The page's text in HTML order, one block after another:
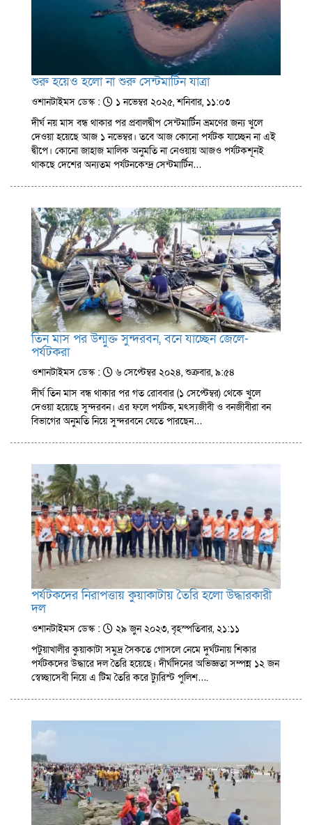
শুরু হয়েও হলো না শুরু সেন্টমার্টিন যাত্রা
ওশানটাইমস ডেস্ক :
১ নভেম্বর ২০২৫, শনিবার, ১১:০৩
দীর্ঘ নয় মাস বন্ধ থাকার পর প্রবালদ্বীপ সেন্টমার্টিন ভ্রমণের জন্য খুলে
দেওয়া হয়েছে আজ ১ নভেম্বর। তবে আজ কোনো পর্যটক যাচ্ছেন না এই
দ্বীপে। কোনো জাহাজ মালিক অনুমতি না নেওয়ায় আজও পর্যটকশূনই
থাকছে দেশের অন্যতম পর্যটনকেন্দ্র সেন্টমার্টিন…
তিন মাস পর উন্মুক্ত সুন্দরবন, বনে যাচ্ছেন জেলে-
পর্যটকরা
ওশানটাইমস ডেস্ক :
৬ সেপ্টেম্বর ২০২৪, শুক্রবার, ৯:৫৪
দীর্ঘ তিন মাস বন্ধ থাকার পর গত রোববার (১ সেপ্টেম্বর) থেকে খুলে
দেওয়া হয়েছে সুন্দরবন। এর ফলে পর্যটক, মৎস্যজীবী ও বনজীবীরা বন
বিভাগের অনুমতি নিয়ে সুন্দরবনে যেতে পারছেন…
পর্যটকদের নিরাপত্তায় কুয়াকাটায় তৈরি হলো উদ্ধারকারী
দল
ওশানটাইমস ডেস্ক :
২৯ জুন ২০২৩, বৃহস্পতিবার, ২১:১১
পটুয়াখালীর কুয়াকাটা সমুদ্র সৈকতে গোসলে নেমে দুর্ঘটনায় শিকার
পর্যটকদের উদ্ধারে দল তৈরি হয়েছে। দীর্ঘদিনের অভিজ্ঞতা সম্পন্ন ১২ জন
স্বেচ্ছাসেবী নিয়ে এ টিম তৈরি করে ট্যুরিস্ট পুলিশ….